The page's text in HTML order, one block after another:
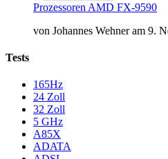
Prozessoren AMD FX-9590
von Johannes Wehneram 9.
Tests
165Hz
24 Zoll
32 Zoll
5 GHz
A85X
ADATA